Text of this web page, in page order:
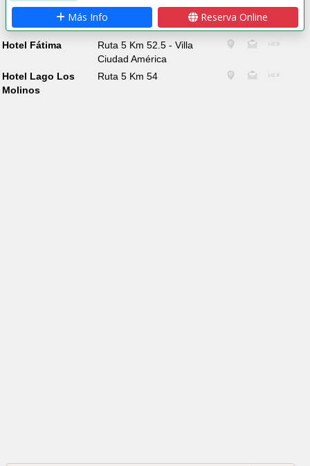
Más Info Reserva Online
Hotel Fátima
Ruta 5 Km 52.5 - Villa
Ciudad América
Hotel Lago Los
Molinos
Ruta 5 Km 54